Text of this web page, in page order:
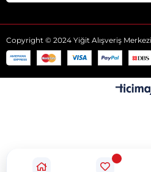
Copyright © 2024 Yiğit Alışveriş Merkezi